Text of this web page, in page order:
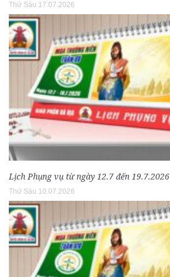
Thứ Sáu 17.07.2026
Lịch Phụng vụ từ ngày 12.7 đến 19.7.2026
Thứ Sáu 10.07.2026